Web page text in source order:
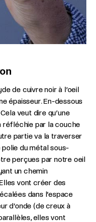
de cuivre noir à l’oeil
épaisseur. En-dessous
veut dire qu’une
réfléchie par la couche
partie va la traverser
du métal sous-
perçues par notre oeil
un chemin
vont créer des
dans l’espace
d’onde (de creux à
elles vont